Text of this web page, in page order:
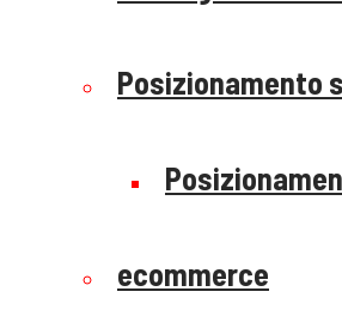
Posizionamento
ecommerce